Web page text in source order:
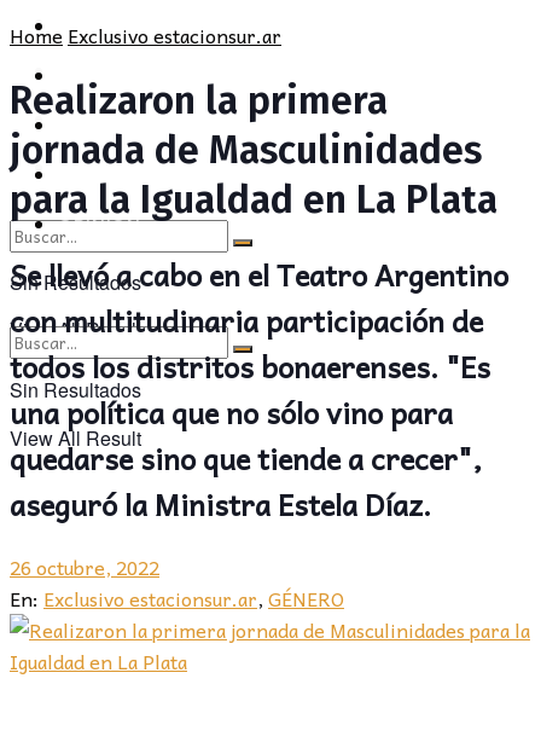
POLÍTICA
CULTURA
OPINIÓN
Sin Resultados
View All Result
PROVINCIA
POLÍTICA
OPINIÓN
Sin Resultados
View All Result
HomeExclusivo estacionsur.ar
Realizaron la primera
jornada de Masculinidades
para la Igualdad en La Plata
Se llevó a cabo en el Teatro Argentino
con multitudinaria participación de
todos los distritos bonaerenses. "Es
una política que no sólo vino para
quedarse sino que tiende a crecer",
aseguró la Ministra Estela Díaz.
26 octubre, 2022
En: Exclusivo estacionsur.ar,GÉNERO